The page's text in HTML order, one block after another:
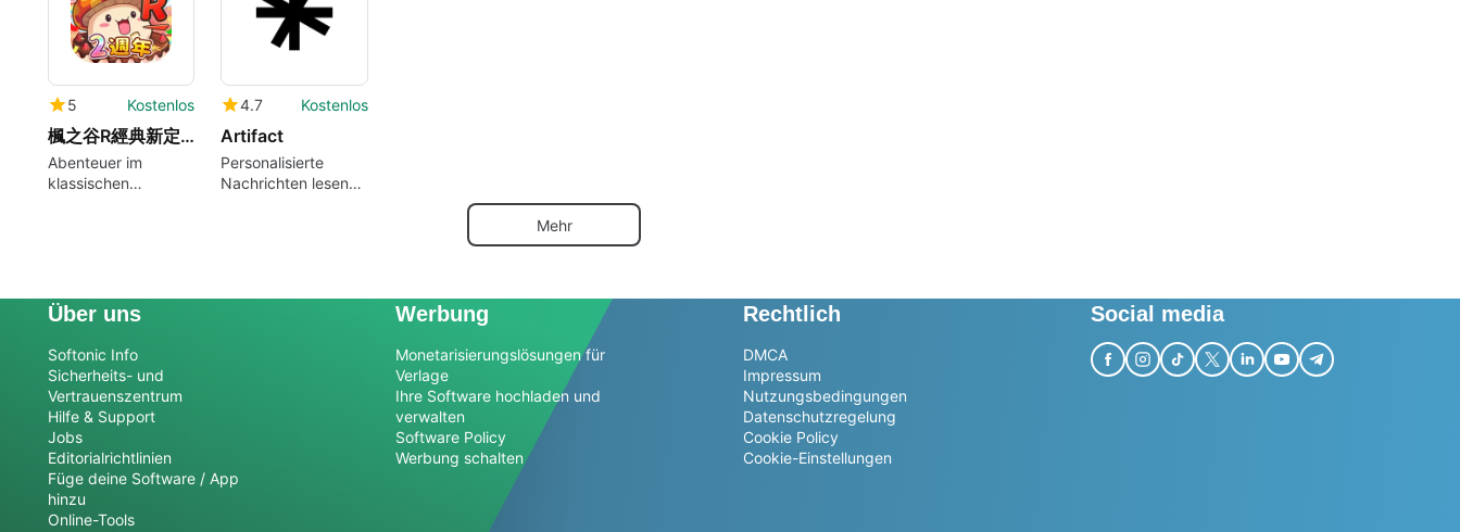
5 Kostenlos
楓之谷R經典新定義
Abenteuer im
klassischen
4.7 Kostenlos
Artifact
Personalisierte
Nachrichten lesen
Mehr
Über uns
Softonic Info
Sicherheits- und
Vertrauenszentrum
Hilfe & Support
Jobs
Editorialrichtlinien
Füge deine Software / App
hinzu
Online-Tools
Werbung
Monetarisierungslösungen für
Verlage
Ihre Software hochladen und
verwalten
Software Policy
Werbung schalten
Rechtlich
DMCA
Impressum
Nutzungsbedingungen
Datenschutzregelung
Cookie Policy
Cookie-Einstellungen
Social media